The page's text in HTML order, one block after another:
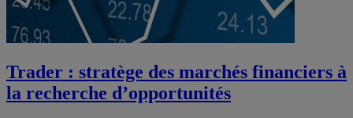
Trader : stratège des marchés financiers à
la recherche d’opportunités